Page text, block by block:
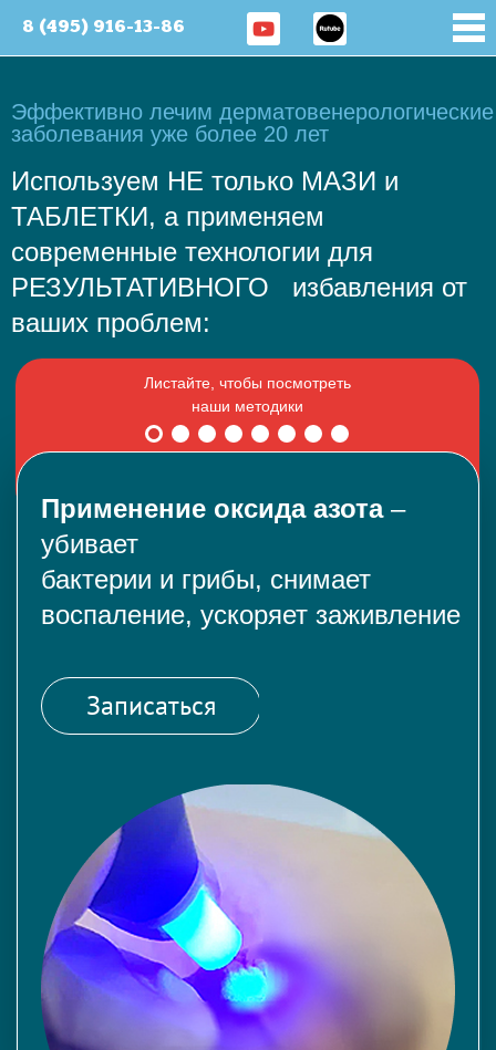
8 (495) 916-13-86
Эффективно лечим дерматовенерологические
заболевания уже более 20 лет
Используем НЕ только МАЗИ и
ТАБЛЕТКИ, а применяем
современные технологии для
РЕЗУЛЬТАТИВНОГО избавления от
ваших проблем:
Применение оксида азота–
убивает
бактерии и грибы, снимает
воспаление, ускоряет заживление
Записаться